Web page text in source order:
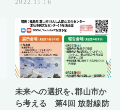
2022.11.16
未来への選択を､郡山市か
ら考える 第4回 放射線防